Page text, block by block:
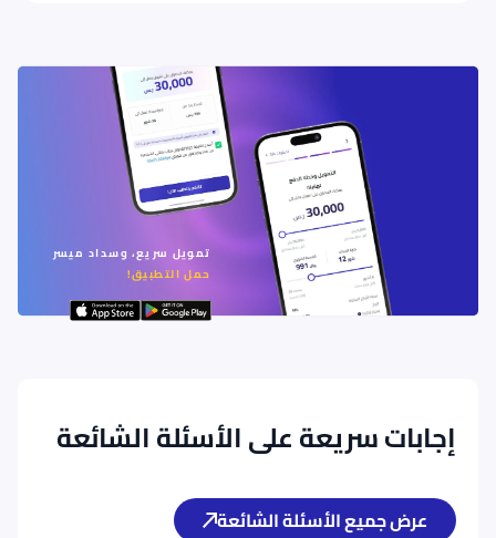
تمويل سريع، وسداد ميسر
حمل التطبيق!
إجابات سريعة على الأسئلة الشائعة
عرض جميع الأسئلة الشائعة